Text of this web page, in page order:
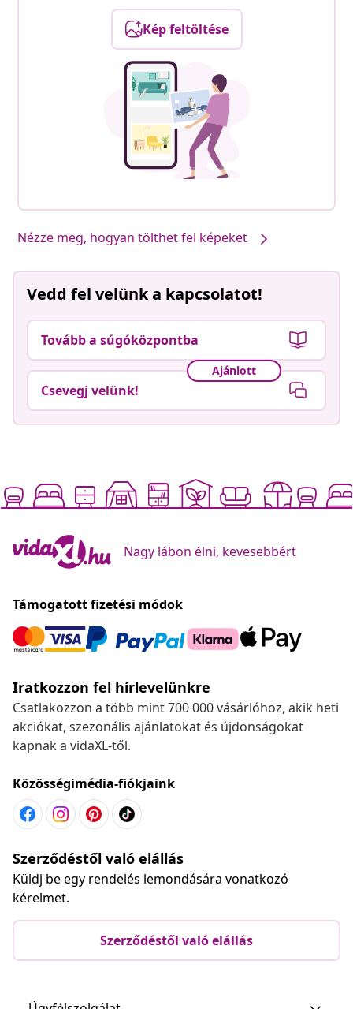
Kép feltöltése
Nézze meg, hogyan tölthet fel képeket
Vedd fel velünk a kapcsolatot!
Tovább a súgóközpontba
Ajánlott
Csevegj velünk!
Nagy lábon élni, kevesebbért
Támogatott fizetési módok
Iratkozzon fel hírlevelünkre
Csatlakozzon a több mint 700 000 vásárlóhoz, akik heti
akciókat, szezonális ajánlatokat és újdonságokat
kapnak a vidaXL-től.
Közösségimédia-fiókjaink
Szerződéstől való elállás
Küldj be egy rendelés lemondására vonatkozó
kérelmet.
Szerződéstől való elállás